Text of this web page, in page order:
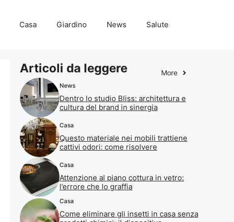
Casa Giardino News Salute
Articoli da leggere More
News
Dentro lo studio Bliss: architettura e
cultura del brand in sinergia
Casa
Questo materiale nei mobili trattiene
cattivi odori: come risolvere
Casa
Attenzione al piano cottura in vetro:
l’errore che lo graffia
Casa
Come eliminare gli insetti in casa senza